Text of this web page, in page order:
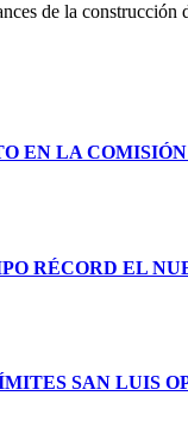
de la construcción
EN LA
RÉCORD EL
SAN LUIS